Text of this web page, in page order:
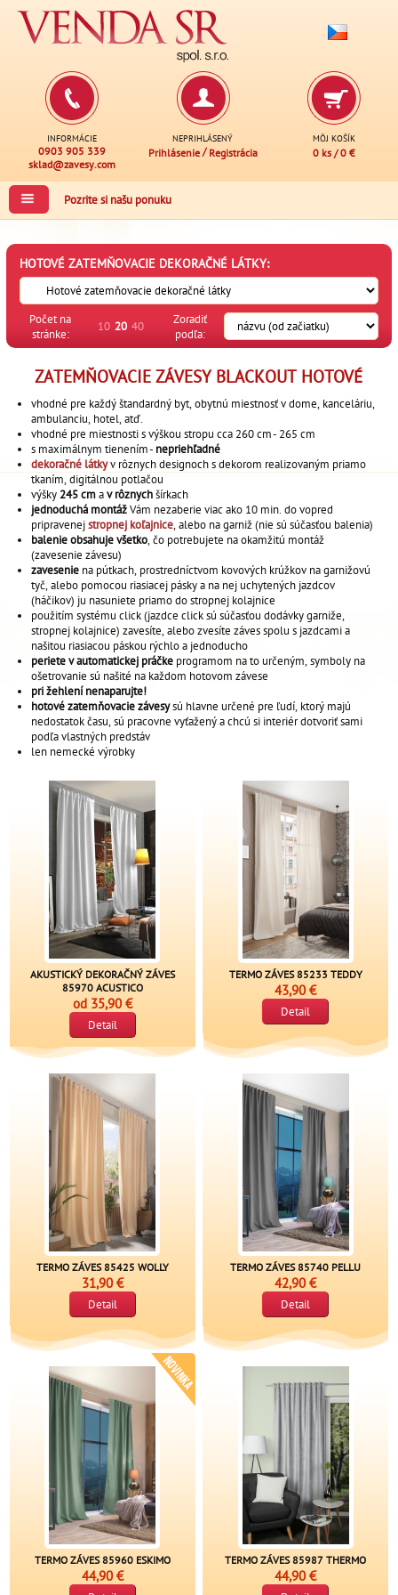
INFORMÁCIE
0903 905 339
sklad@zavesy.com
NEPRIHLÁSENÝ
Prihlásenie/ Registrácia
MÔJ KOŠÍK
0 ks /0 €
Pozrite si našu ponuku
HOTOVÉ ZATEMŇOVACIE DEKORAČNÉ LÁTKY:
Počet na
stránke:
10 20 40
Zoradiť
podľa:
ZATEMŇOVACIE ZÁVESY BLACKOUT HOTOVÉ
vhodné pre každý štandardný byt, obytnú miestnosť v dome, kanceláriu,
ambulanciu, hotel, atď.
vhodné pre miestnosti s výškou stropu cca 260 cm - 265 cm
s maximálnym tienením - nepriehľadné
dekoračné látkyv rôznych designoch s dekorom realizovaným priamo
tkaním, digitálnou potlačou
výšky245 cmav rôznychšírkach
jednoduchá montážVám nezaberie viac ako 10 min. do vopred
pripravenejstropnej koľajnice, alebo na garniž (nie sú súčasťou balenia)
balenie obsahuje všetko, čo potrebujete na okamžitú montáž
(zavesenie závesu)
zavesenie na pútkach, prostredníctvom kovových krúžkov na garnižovú
tyč, alebo pomocou riasiacej pásky a na nej uchytených jazdcov
(háčikov) ju nasuniete priamo do stropnej kolajnice
použitím systému click (jazdce click sú súčasťou dodávky garniže,
stropnej kolajnice) zavesíte, alebo zvesíte záves spolu s jazdcami a
našitou riasiacou páskou rýchlo a jednoducho
periete v automatickej práčke programom na to určeným, symboly na
ošetrovanie sú našité na každom hotovom závese
pri žehlení nenaparujte!
hotové zatemňovacie závesysú hlavne určené pre ľudí, ktorý majú
nedostatok času, sú pracovne vyťažený a chcú si interiér dotvoriť sami
podľa vlastných predstáv
len nemecké výrobky
AKUSTICKÝ DEKORAČNÝ ZÁVES
85970 ACUSTICO
od 35,90 €
Detail
TERMO ZÁVES 85233 TEDDY
43,90 €
Detail
TERMO ZÁVES 85425 WOLLY
31,90 €
Detail
TERMO ZÁVES 85740 PELLU
42,90 €
Detail
TERMO ZÁVES 85960 ESKIMO
44,90 €
TERMO ZÁVES 85987 THERMO
44,90 €